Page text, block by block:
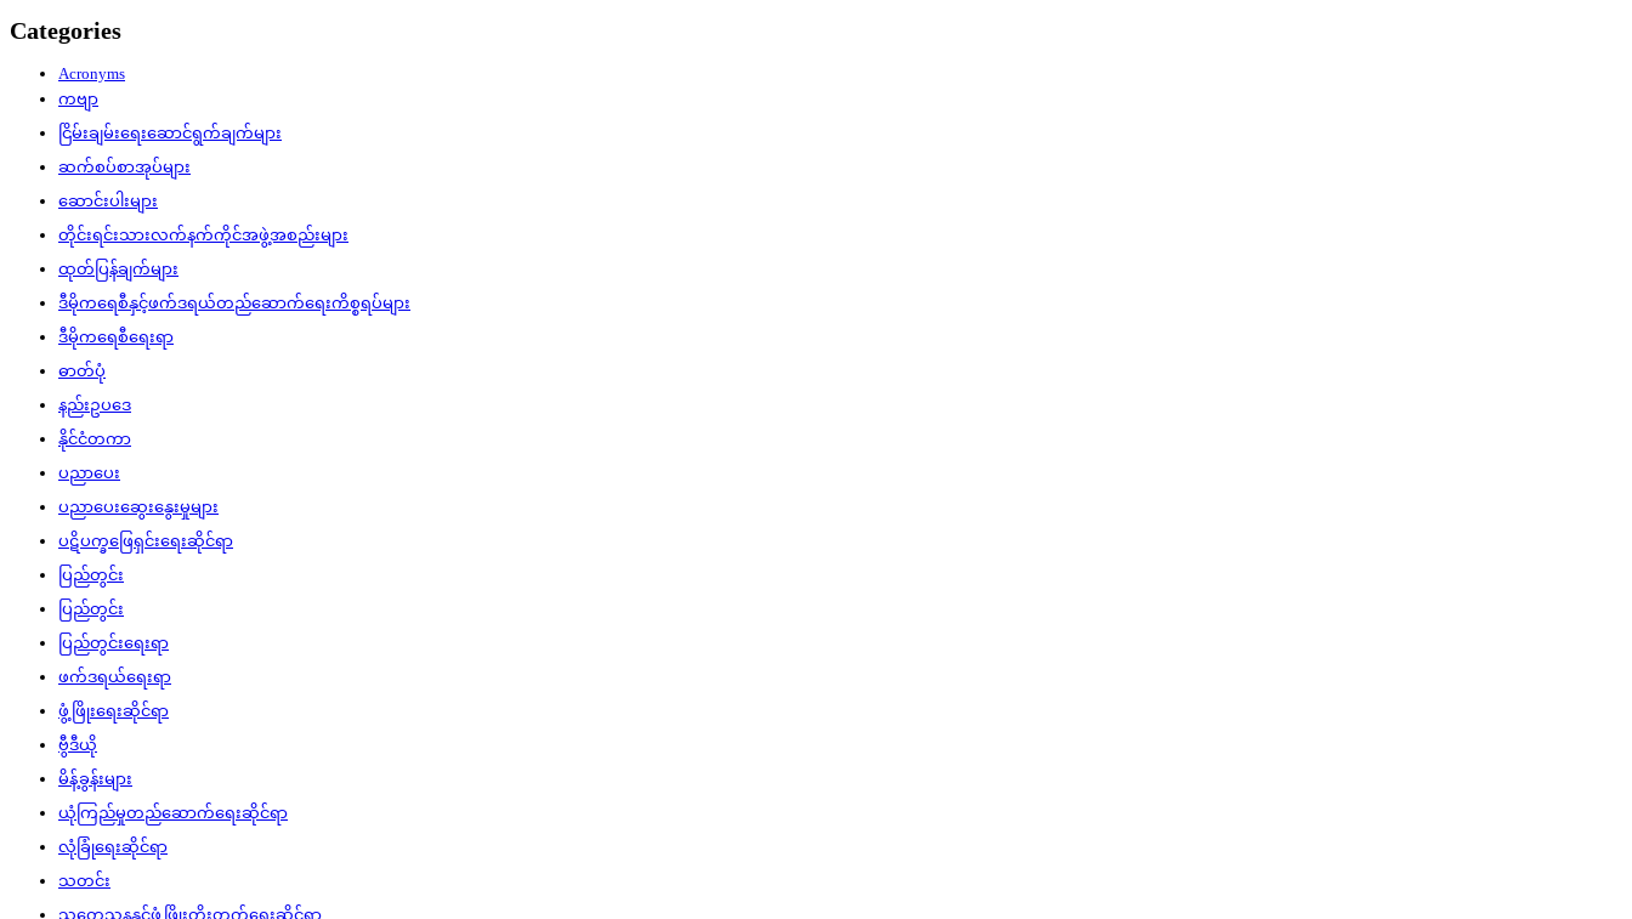
Categories
Acronyms
ကဗျာ
ငြိမ်းချမ်းရေးဆောင်ရွက်ချက်များ
ဆက်စပ်စာအုပ်များ
ဆောင်းပါးများ
တိုင်းရင်းသားလက်နက်ကိုင်အဖွဲ့အစည်းများ
ထုတ်ပြန်ချက်များ
ဒီမိုကရေစီနှင့်ဖက်ဒရယ်တည်ဆောက်‌ရေးကိစ္စရပ်များ
ဒီမိုကရေစီရေးရာ
ဓာတ်ပုံ
နည်းဥပဒေ
နိုင်ငံတကာ
ပညာပေး
ပညာပေးဆွေးနွေးမှုများ
ပဋိပက္ခဖြေရှင်းရေးဆိုင်ရာ
ပြည်တွင်း
ပြည်တွင်း
ပြည်တွင်းရေးရာ
ဖက်ဒရယ်ရေးရာ
ဖွံ့ဖြိုးရေးဆိုင်ရာ
ဗွီဒီယို
မိန့်ခွန်းများ
ယုံကြည်မှုတည်ဆောက်ရေးဆိုင်ရာ
လုံခြုံရေးဆိုင်ရာ
သတင်း
သုတေသနနှင့်ဖွံ့ဖြိုးတိုးတက်ရေးဆိုင်ရာ